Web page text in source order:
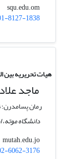
a.akkawi
squ.edu.om
8127-1838
هیات تحریریه بین
ماجد
رمان پسامدرن؛
دانشگاه
majedadaylah
mutah.edu.jo
6062-3176